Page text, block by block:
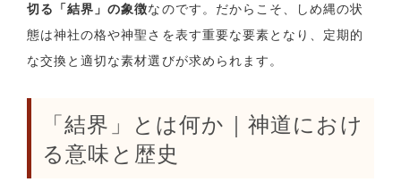
切る「結界」の象徴なのです。だからこそ、しめ縄の状
態は神社の格や神聖さを表す重要な要素となり、定期的
な交換と適切な素材選びが求められます。
「結界」とは何か｜神道におけ
る意味と歴史